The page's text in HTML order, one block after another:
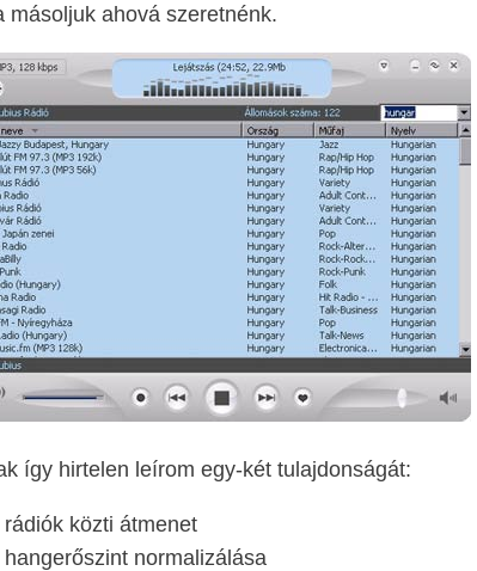
másoljuk ahová szeretnénk.
így hirtelen leírom egy-két tulajdonságát:
rádiók közti átmenet
hangerőszint normalizálása